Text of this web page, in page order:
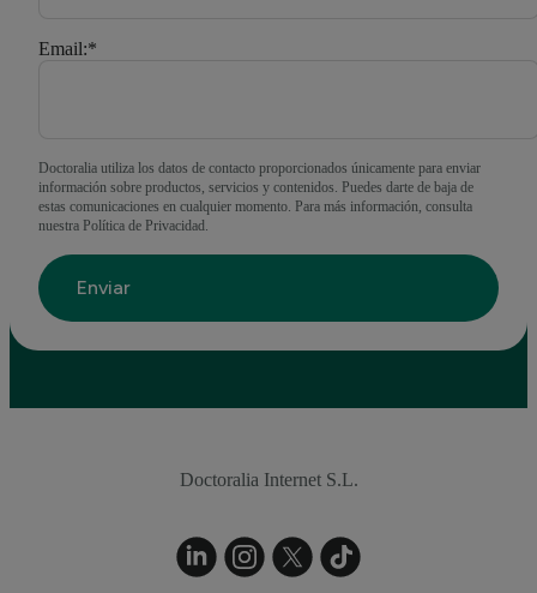
Email:*
Doctoralia utiliza los datos de contacto proporcionados únicamente para enviar
información sobre productos, servicios y contenidos. Puedes darte de baja de
estas comunicaciones en cualquier momento. Para más información, consulta
nuestra Política de Privacidad.
Doctoralia Internet S.L.